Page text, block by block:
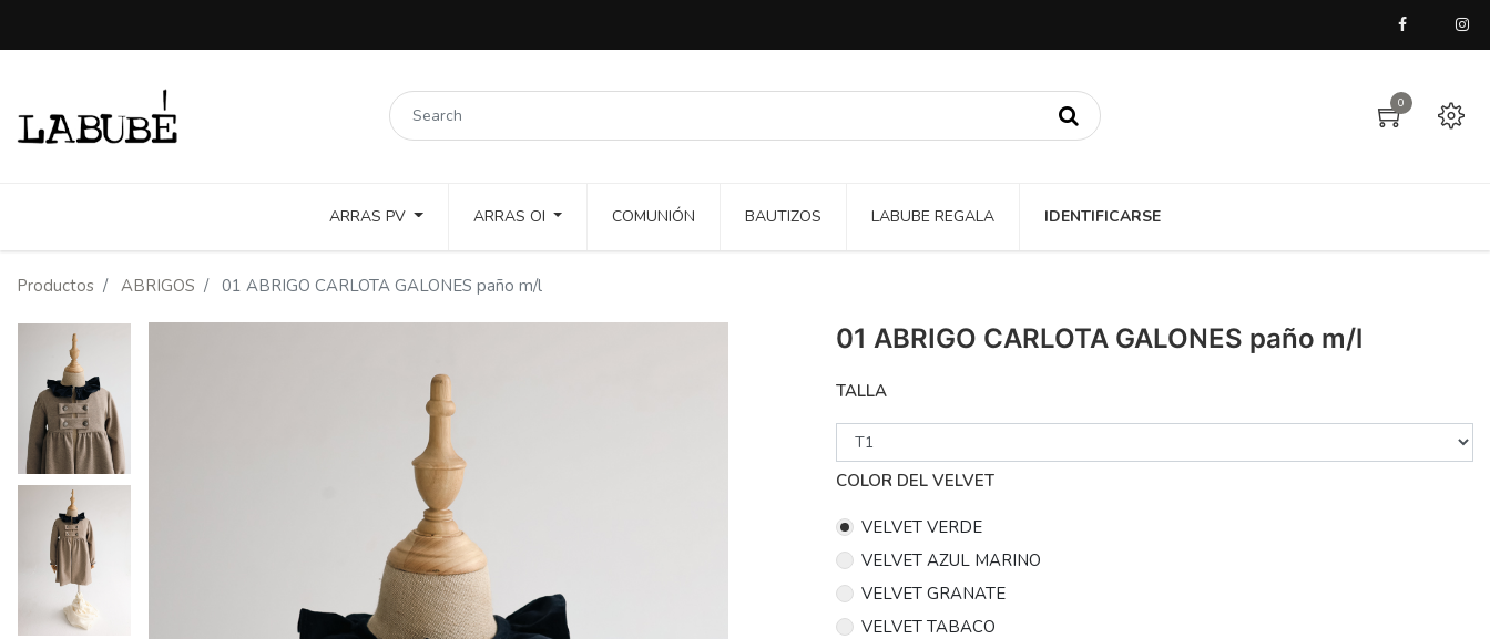
0
ARRAS PV ARRAS OI COMUNIÓN BAUTIZOS LABUBE REGALA IDENTIFICARSE
Productos ABRIGOS 01 ABRIGO CARLOTA GALONES paño m/l
01 ABRIGO CARLOTA GALONES paño m/l
TALLA
COLOR DEL VELVET
VELVET VERDE
VELVET AZUL MARINO
VELVET GRANATE
VELVET TABACO